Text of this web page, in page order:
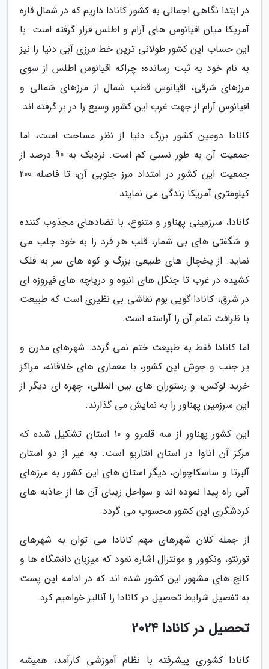
در ابتدا نگاهی اجمالی به کشور کانادا داریم که در شمال قاره
آمریکا میان اقیانوس های آرام و اطلس قرار گرفته است. با
این حساب این کشور طولانی ترین خط مرزی آبی دنیا را نیز
به نام خود به ثبت رسانده؛ چراکه اقیانوس اطلس از سوی
مرزهای شرقی، اقیانوس قطب شمال از مرزهای شمالی و
اقیانوس آرام از جهت غرب این کشور وسیع را در بر گرفته اند.
کانادا دومین کشور بزرگ دنیا از نظر مساحت است، اما
جمعیت آن به طور نسبی کم است. نزدیک به 90 درصد از
جمعیت این کشور در امتداد مرز جنوبی آن، تا فاصله 200
کیلومتری آمریکا زندگی می نمایند.
کانادا، سرزمینی پهناور و متنوع، با تضادهای مجذوب کننده
و شگفتی های بی شمار، قلب هر فرد را به خود جلب می
نماید. از یخچال های طبیعی بزرگ و کوه های سر به فلک
کشیده در غرب تا جنگل های انبوه و دریاچه های فیروزه ای
در شرق، کانادا گویی بوم نقاشی بی نظیری است که طبیعت
با ظرافت تمام آن را آراسته است.
اما کانادا فقط به طبیعت ختم نمی گردد. شهرهای مدرن و
پر جنب و جوش این کشور، با معماری های خلاقانه، مراکز
خرید لوکس، و رستوران های بین المللی، چهره ای دیگر از
این سرزمین پهناور را به نمایش می گذارند.
این کشور پهناور از سه قلمرو و 10 استان تشکیل شده که
مرکز آن اتاوا در استان انتاریو است. به غیر از دو استان
آلبرتا و ساسکاچوان، دیگر استان های این کشور به مرزهای
آبی راه پیدا نموده اند و سواحل زیبای آن ها از جاذبه های
کردشگری این کشور محسوب می گردد.
از جمله کلان شهرهای مهم کانادا می توان به شهرهای
تورنتو، ونکوور و مونترال اشاره نمود که میزبان دانشگاه ها و
کالج های مشهور این کشور شده اند که در ادامه این پست
به تفصیل شرایط تحصیل در کانادا را آنالیز خواهیم کرد.
تحصیل در کانادا 2024
کانادا کشوری پیشرفته با نظام آموزشی کارآمد، همیشه